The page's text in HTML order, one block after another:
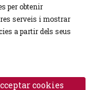
Privacitat
|
per obtenir
serveis i mostrar
a partir dels seus
cookies